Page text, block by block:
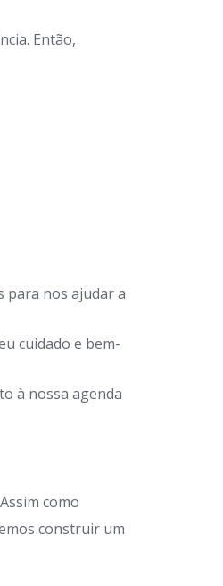
Então,
para nos ajudar a
cuidado e bem-
à nossa agenda
como
construir um